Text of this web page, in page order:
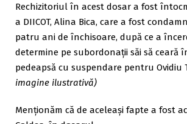
Rechizitoriul în acest dosar a fost
a DIICOT, Alina Bica, care a fost
patru ani de închisoare, după ce a
determine pe subordonaţii săi să ceară
pedeapsă cu suspendare pentru Ovidiu
imagine ilustrativă)
Menționăm că de aceleași fapte a fost